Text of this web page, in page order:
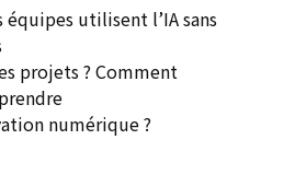
équipes utilisent l’IA sans
projets ? Comment
numérique ?